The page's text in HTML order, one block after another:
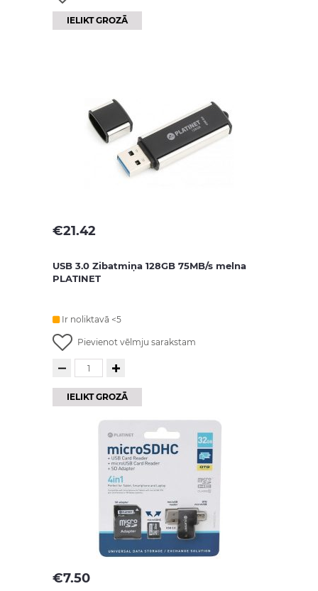
IELIKT GROZĀ
€21.42
USB 3.0 Zibatmiņa 128GB 75MB/s melna
PLATINET
Ir noliktavā <5
Pievienot vēlmju sarakstam
IELIKT GROZĀ
€7.50